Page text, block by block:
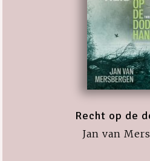
Recht op de
Jan van